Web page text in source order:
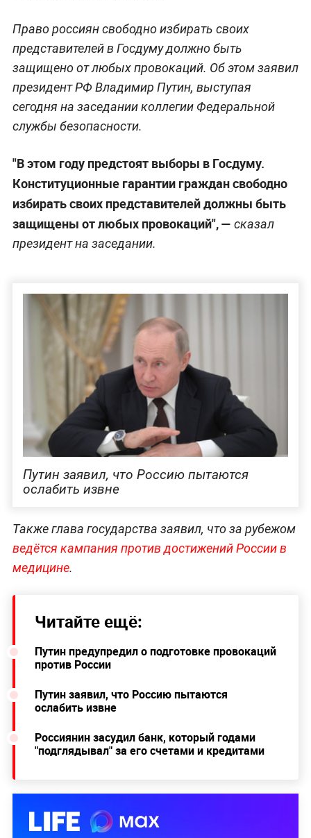
Право россиян свободно избирать своих
представителей в Госдуму должно быть
защищено от любых провокаций. Об этом заявил
президент РФ Владимир Путин, выступая
сегодня на заседании коллегии Федеральной
службы безопасности.
"В этом году предстоят выборы в Госдуму.
Конституционные гарантии граждан свободно
избирать своих представителей должны быть
защищены от любых провокаций", — сказал
президент на заседании.
Путин заявил, что Россию пытаются
ослабить извне
Также глава государства заявил, что за рубежом
ведётся кампания против достижений России в
медицине.
Читайте ещё:
Путин предупредил о подготовке провокаций
против России
Путин заявил, что Россию пытаются
ослабить извне
Россиянин засудил банк, который годами
"подглядывал" за его счетами и кредитами